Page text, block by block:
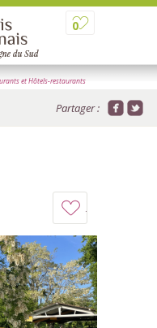
0
et Hôtels-restaurants
Partager :
à
mon
carnet